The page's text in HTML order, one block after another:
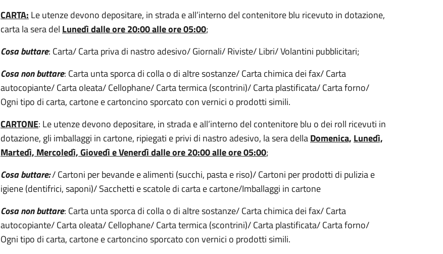
CARTA: Le utenze devono depositare, in strada e all’interno del contenitore blu ricevuto in dotazione,
carta la sera del Lunedì dalle ore 20:00 alle ore 05:00;
Cosa buttare: Carta/ Carta priva di nastro adesivo/ Giornali/ Riviste/ Libri/ Volantini pubblicitari;
Cosa non buttare: Carta unta sporca di colla o di altre sostanze/ Carta chimica dei fax/ Carta
autocopiante/ Carta oleata/ Cellophane/ Carta termica (scontrini)/ Carta plastificata/ Carta forno/
Ogni tipo di carta, cartone e cartoncino sporcato con vernici o prodotti simili.
CARTONE: Le utenze devono depositare, in strada e all’interno del contenitore blu o dei roll ricevuti in
dotazione, gli imballaggi in cartone, ripiegati e privi di nastro adesivo, la sera dellaDomenica, Lunedì,
Martedì, Mercoledì, Giovedì e Venerdì dalle ore 20:00 alle ore 05:00;
Cosa buttare:/ Cartoni per bevande e alimenti (succhi, pasta e riso)/ Cartoni per prodotti di pulizia e
igiene (dentifrici, saponi)/ Sacchetti e scatole di carta e cartone/Imballaggi in cartone
Cosa non buttare: Carta unta sporca di colla o di altre sostanze/ Carta chimica dei fax/ Carta
autocopiante/ Carta oleata/ Cellophane/ Carta termica (scontrini)/ Carta plastificata/ Carta forno/
Ogni tipo di carta, cartone e cartoncino sporcato con vernici o prodotti simili.